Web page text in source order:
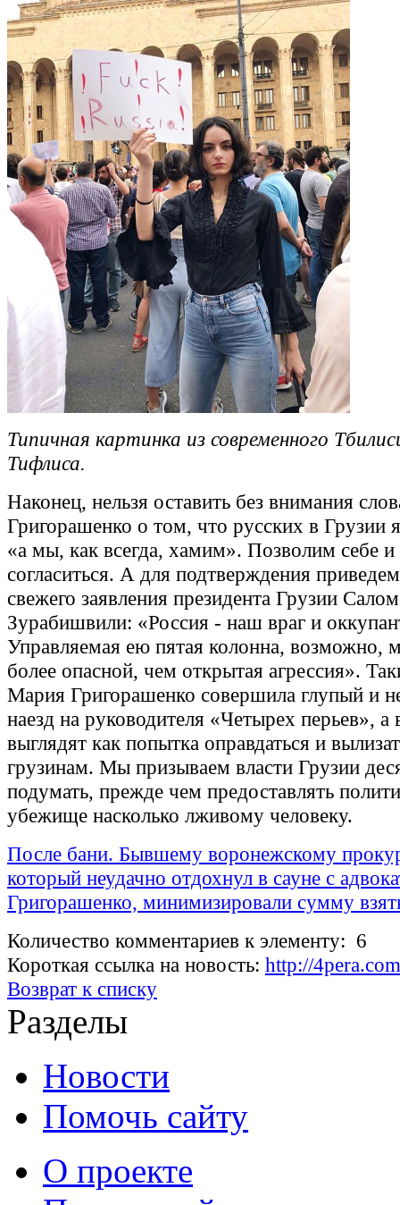
Типичная картинка из современного
Тифлиса.
Наконец, нельзя оставить без внимания
Григорашенко о том, что русских в Грузии
«а мы, как всегда, хамим». Позволим себе и
согласиться. А для подтверждения
свежего заявления президента Грузии
Зурабишвили: «Россия - наш враг и
Управляемая ею пятая колонна, возможно,
более опасной, чем открытая агрессия».
Мария Григорашенко совершила глупый и
наезд на руководителя «Четырех перьев», а
выглядят как попытка оправдаться и
грузинам. Мы призываем власти Грузии
подумать, прежде чем предоставлять
убежище насколько лживому человеку.
После бани. Бывшему воронежскому
который неудачно отдохнул в сауне с
Григорашенко, минимизировали сумму
Количество комментариев к элементу: 6
Короткая ссылка на новость: http://
Возврат к списку
Разделы
Новости
Помочь сайту
О проекте